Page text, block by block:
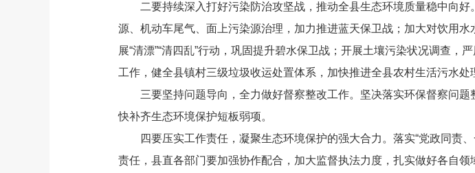
二要持续深入打好污染防治攻坚战，推动全县生态环境质量稳中向
源、机动车尾气、面上污染源治理，加力推进蓝天保卫战；加大对饮用
展“清漂”“清四乱”行动，巩固提升碧水保卫战；开展土壤污染状况调查
工作，健全县镇村三级垃圾收运处置体系，加快推进全县农村生活污水处
三要坚持问题导向，全力做好督察整改工作。坚决落实环保督察问
快补齐生态环境保护短板弱项。
四要压实工作责任，凝聚生态环境保护的强大合力。落实“党政同责
责任，县直各部门要加强协作配合，加大监督执法力度，扎实做好各自